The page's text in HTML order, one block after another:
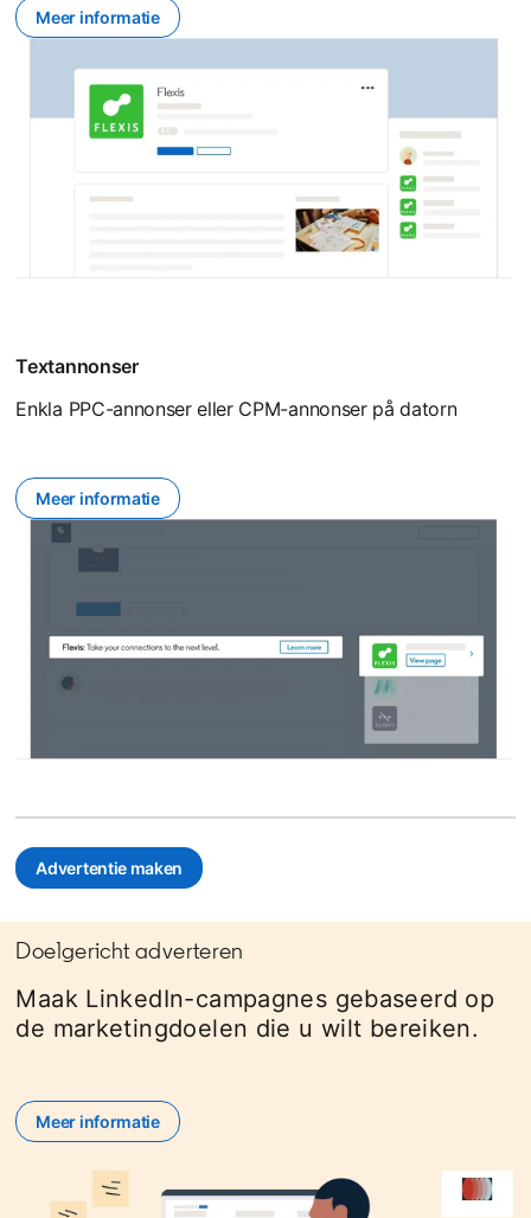
Meer informatie
Textannonser
Enkla PPC-annonser eller CPM-annonser på datorn
Meer informatie
Advertentie maken
opens in a new tab
Doelgericht adverteren
Maak LinkedIn-campagnes gebaseerd op
de marketingdoelen die u wilt bereiken.
Meer informatie